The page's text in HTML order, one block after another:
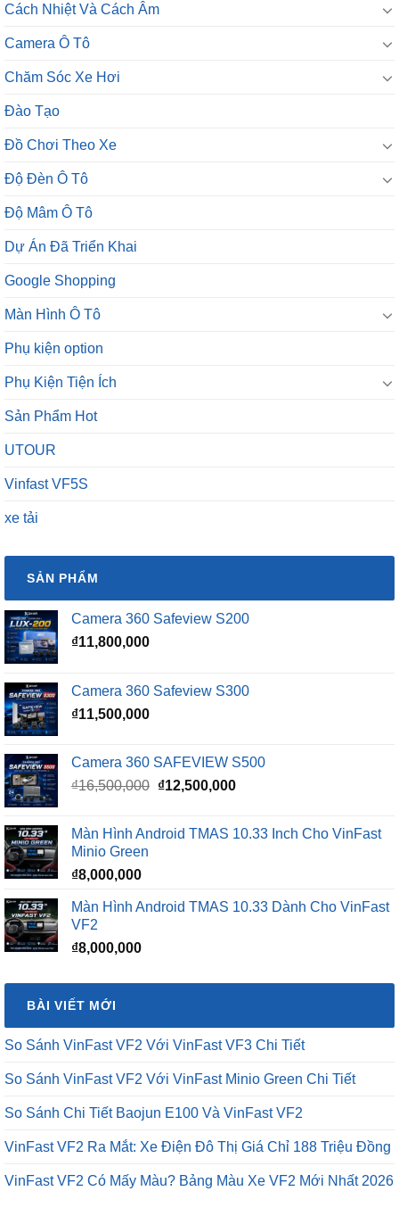
Cách Nhiệt Và Cách Âm
Camera Ô Tô
Chăm Sóc Xe Hơi
Đào Tạo
Đồ Chơi Theo Xe
Độ Đèn Ô Tô
Độ Mâm Ô Tô
Dự Án Đã Triển Khai
Google Shopping
Màn Hình Ô Tô
Phụ kiện option
Phụ Kiện Tiện Ích
Sản Phẩm Hot
UTOUR
Vinfast VF5S
xe tải
SẢN PHẨM
Camera 360 Safeview S200
₫11,800,000
Camera 360 Safeview S300
₫11,500,000
Camera 360 SAFEVIEW S500
₫16,500,000 Giá
₫16,500,000.
₫12,500,000Giá
là:
Màn Hình Android TMAS 10.33 Inch Cho VinFast
Minio Green
₫8,000,000
Màn Hình Android TMAS 10.33 Dành Cho VinFast
VF2
₫8,000,000
BÀI VIẾT MỚI
So Sánh VinFast VF2 Với VinFast VF3 Chi Tiết
So Sánh VinFast VF2 Với VinFast Minio Green Chi Tiết
So Sánh Chi Tiết Baojun E100 Và VinFast VF2
VinFast VF2 Ra Mắt: Xe Điện Đô Thị Giá Chỉ 188 Triệu Đồng
VinFast VF2 Có Mấy Màu? Bảng Màu Xe VF2 Mới Nhất 2026